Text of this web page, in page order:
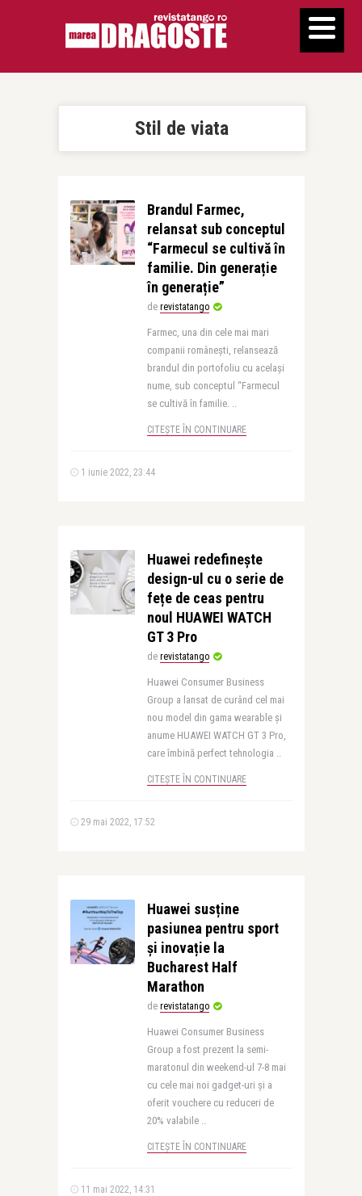
Stil de viata
Brandul Farmec,
relansat sub conceptul
“Farmecul se cultivă în
familie. Din generație
în generație”
de revistatango
Farmec, una din cele mai mari
companii românești, relansează
brandul din portofoliu cu același
nume, sub conceptul “Farmecul
se cultivă în familie. ..
CITEȘTE ÎN CONTINUARE
1 iunie 2022, 23:44
Huawei redefinește
design-ul cu o serie de
fețe de ceas pentru
noul HUAWEI WATCH
GT 3 Pro
de revistatango
Huawei Consumer Business
Group a lansat de curând cel mai
nou model din gama wearable și
anume HUAWEI WATCH GT 3 Pro,
care îmbină perfect tehnologia ..
CITEȘTE ÎN CONTINUARE
29 mai 2022, 17:52
Huawei susține
pasiunea pentru sport
și inovație la
Bucharest Half
Marathon
de revistatango
Huawei Consumer Business
Group a fost prezent la semi-
maratonul din weekend-ul 7-8 mai
cu cele mai noi gadget-uri și a
oferit vouchere cu reduceri de
20% valabile ..
CITEȘTE ÎN CONTINUARE
11 mai 2022, 14:31